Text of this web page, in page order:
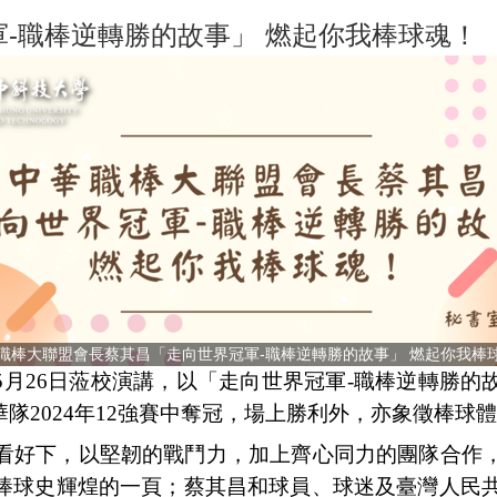
棒逆轉勝的故事」 燃起你我棒球魂！
棒大聯盟會長蔡其昌「走向世界冠軍-職棒逆轉勝的故事」 燃起你我棒
月 26 日蒞校演講，以 「走向世界冠軍-職棒逆轉勝的
隊2024年12強賽中奪冠，場上勝利外，亦象徵棒球
好下，以堅韌的戰鬥力，加上齊心同力的團隊合作
球史輝煌的一頁；蔡其昌和球員 、 球迷及臺灣人民